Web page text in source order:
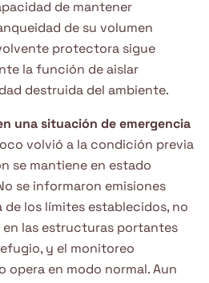
de mantener
de su volumen
protectora sigue
la función de aislar
destruida del ambiente.
una situación de emergencia
volvió a la condición previa
se mantiene en estado
se informaron emisiones
los límites establecidos, no
las estructuras portantes
y el monitoreo
en modo normal. Aun